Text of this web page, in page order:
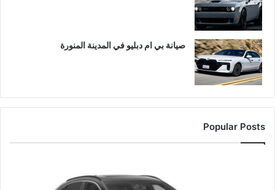
صيانة بي ام دبليو في المدينة المنورة
Popular Posts